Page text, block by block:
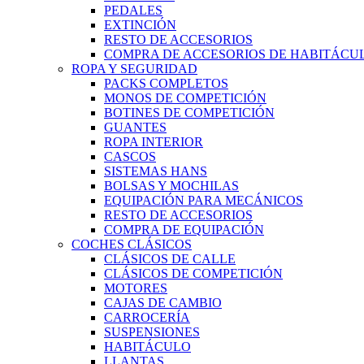
PEDALES
EXTINCIÓN
RESTO DE ACCESORIOS
COMPRA DE ACCESORIOS DE
ROPA Y SEGURIDAD
PACKS COMPLETOS
MONOS DE COMPETICIÓN
BOTINES DE COMPETICIÓN
GUANTES
ROPA INTERIOR
CASCOS
SISTEMAS HANS
BOLSAS Y MOCHILAS
EQUIPACIÓN PARA MECÁNICOS
RESTO DE ACCESORIOS
COMPRA DE EQUIPACIÓN
COCHES CLÁSICOS
CLÁSICOS DE CALLE
CLÁSICOS DE COMPETICIÓN
MOTORES
CAJAS DE CAMBIO
CARROCERÍA
SUSPENSIONES
HABITÁCULO
LLANTAS